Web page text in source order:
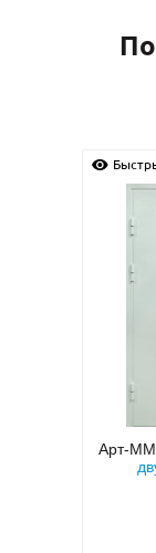
Быстрый
Арт-ММ49
двух